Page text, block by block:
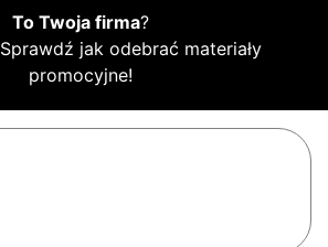
To Twoja firma?
Sprawdź jak odebrać materiały
promocyjne!